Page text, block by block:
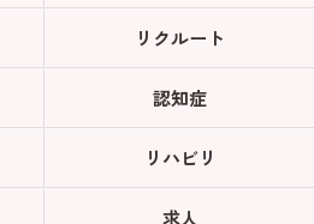
リクルート
認知症
リハビリ
求人